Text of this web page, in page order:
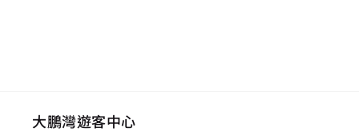
大鵬灣遊客中心